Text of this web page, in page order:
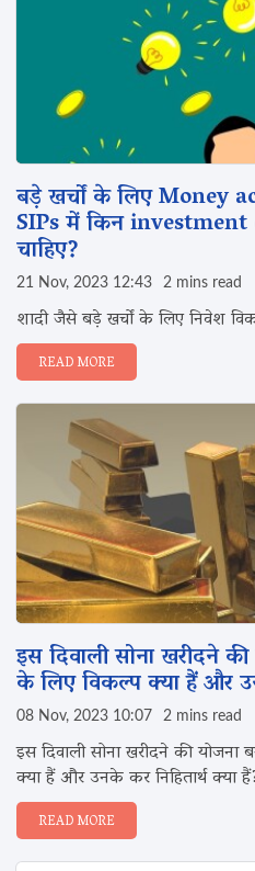
बड़े खर्चों के लिए Money
SIPs में किन investment
चाहिए?
21 Nov, 2023 12:43 2 mins read
शादी जैसे बड़े खर्चों के लिए निवेश
READ MORE
इस दिवाली सोना खरीदने
के लिए विकल्प क्या हैं और
08 Nov, 2023 10:07 2 mins read
इस दिवाली सोना खरीदने की
क्या हैं और उनके कर निहितार्थ
READ MORE